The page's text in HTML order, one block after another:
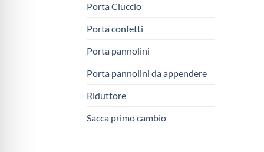
Porta Ciuccio
Porta confetti
Porta pannolini
Porta pannolini da appendere
Riduttore
Sacca primo cambio